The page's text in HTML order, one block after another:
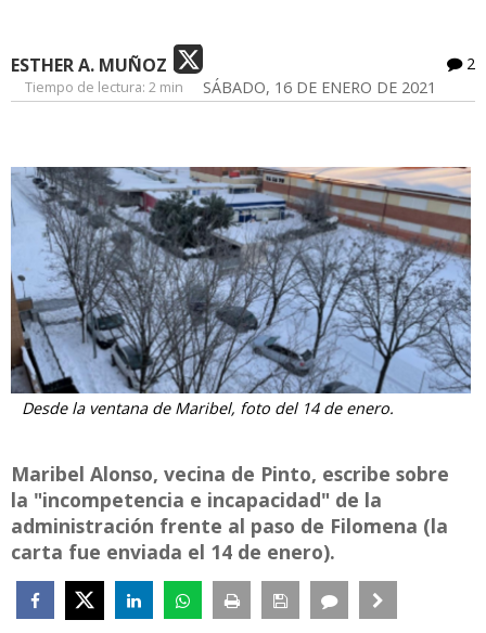
ESTHER A. MUÑOZ
2
SÁBADO, 16 DE ENERO DE 2021
Tiempo de lectura: 2 min
Desde la ventana de Maribel, foto del 14 de enero.
Maribel Alonso, vecina de Pinto, escribe sobre
la "incompetencia e incapacidad" de la
administración frente al paso de Filomena (la
carta fue enviada el 14 de enero).